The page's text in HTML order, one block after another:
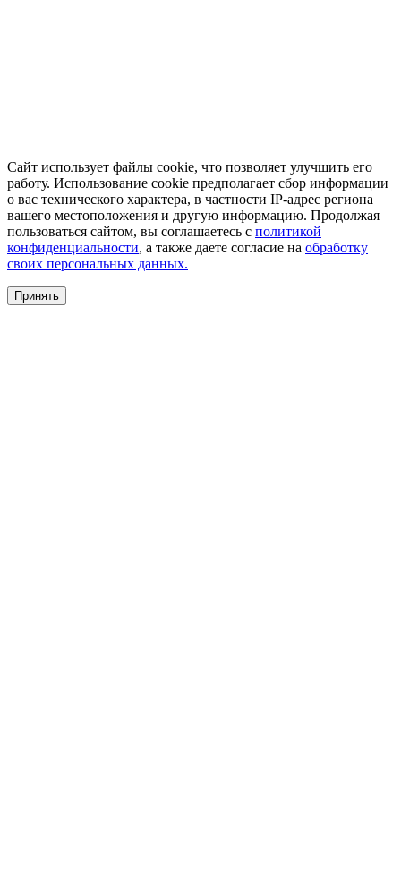
Сайт использует файлы cookie, что позволяет улучшить его
работу. Использование cookie предполагает сбор информации
о вас технического характера, в частности IP-адрес региона
вашего местоположения и другую информацию. Продолжая
пользоваться сайтом, вы соглашаетесь с политикой
конфиденциальности, а также даете согласие на обработку
своих персональных данных.
Принять